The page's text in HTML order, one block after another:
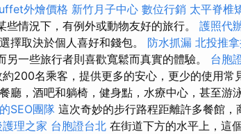
外燴價格 新竹月子中心 數位行銷 太平脊椎
情況下，有例外或動物友好的旅行。 護照代
擇取決於個人喜好和錢包。 防水抓漏 北投推
一些旅行者則喜歡寬鬆而真實的體驗。 台胞
200名乘客，提供更多的安心，更少的使用常
廳，酒吧和躺椅，健身點，水療中心，甚至游
SEO團隊 這次奇妙的步行路程距離許多餐館，
理之家 台胞證台北 在街道下方的水平上，這